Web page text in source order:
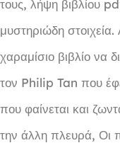
τους, λήψη βιβλίου
μυστηριώδη
χαραμίσιο βιβλίο να
τον Philip Tan που
που φαίνεται και
την άλλη πλευρά, Οι